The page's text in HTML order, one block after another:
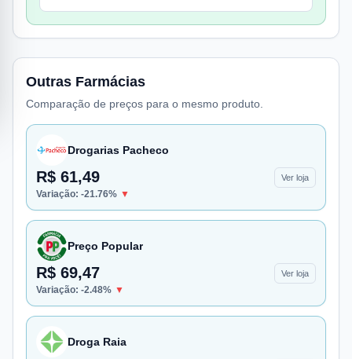
Outras Farmácias
Comparação de preços para o mesmo produto.
Drogarias Pacheco
R$ 61,49 Ver loja
Variação: -21.76% ▼
Preço Popular
R$ 69,47 Ver loja
Variação: -2.48% ▼
Droga Raia